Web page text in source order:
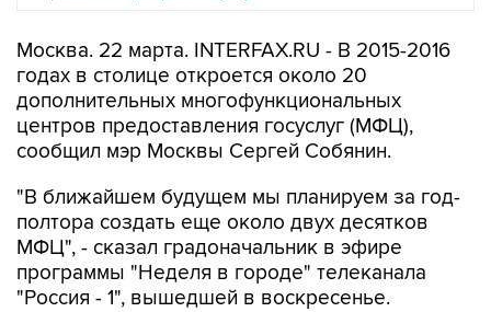
Москва. 22 марта. INTERFAX.RU - В 2015-2016
годах в столице откроется около 20
дополнительных многофункциональных
центров предоставления госуслуг (МФЦ),
сообщил мэр Москвы Сергей Собянин.
"В ближайшем будущем мы планируем за год-
полтора создать еще около двух десятков
МФЦ", - сказал градоначальник в эфире
программы "Неделя в городе" телеканала
"Россия - 1", вышедшей в воскресенье.